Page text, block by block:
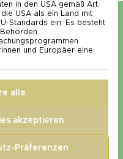
auf die erste
Disclaimer
in den USA gemäß Art.
USA als ein Land mit
Standards ein. Es besteht
und Europäer eine
alle
akzeptieren
Präferenzen